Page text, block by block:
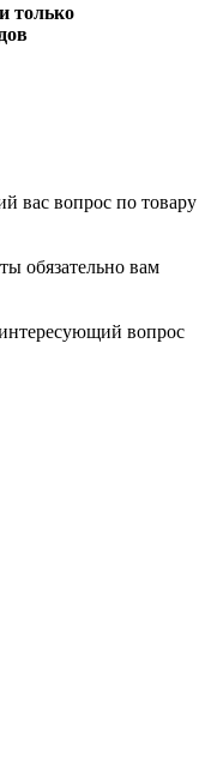
только
вас вопрос по товару
обязательно вам
вопрос